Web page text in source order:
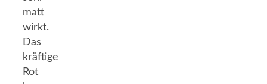
matt
wirkt.
Das
kräftige
Rot